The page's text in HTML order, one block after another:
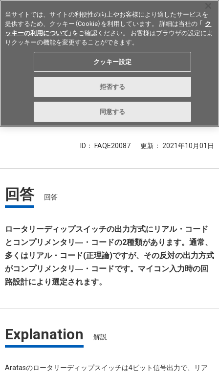
Japan
ロータリーディップスイッチで、
リアル・コードとコンプリメンタ
リ・コードとは何ですか？
ID： FAQE20087 更新： 2021年10月01日
回答 回答
ロータリーディップスイッチの出力方式にリアル・コード
とコンプリメンタリ―・コードの2種類があります。通常、
多くはリアル・コード(正理論)ですが、その反対の出力方式
がコンプリメンタリ―・コードです。マイコン入力時の回
路設計により選定されます。
Explanation 解説
Aratasのロータリーディップスイッチは4ビット信号出力で、リア
当サイトでは、サイトの利便性の向上やお客様により適したサービスを
提供するため、クッキー（Cookie）を利用しています。 詳細は当社の 「 ク
ッキーの利用について 」をご確認ください。 お客様はブラウザの設定によ
りクッキーの機能を変更することができます。
クッキー設定
拒否する
同意する